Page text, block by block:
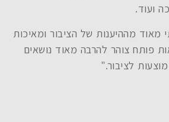
ועוד.
מאוד מההיענות של הציבור ומאיכות
פותח צוהר להרבה מאוד נושאים
לציבור."